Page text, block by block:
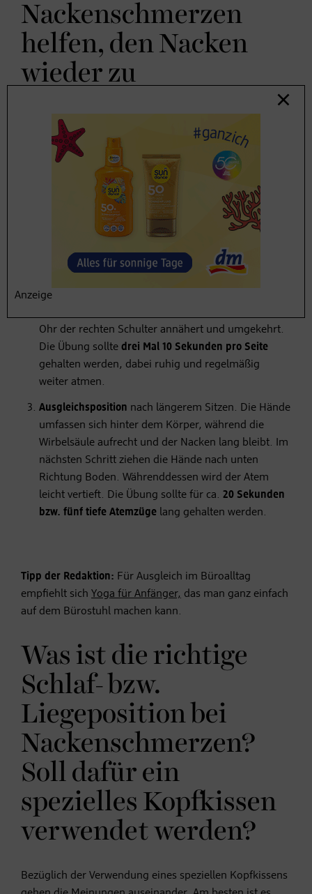
Nackenschmerzen
helfen, den Nacken
wieder zu
Schulterkreisenach hinten, die man sogar instinktiv
macht, wenn man sich verspannt fühlt, sind so
simpel wie effektiv, denn durch die Bewegung wird
sofort der Zellstoffwechsel angeregt und die
belasteten Strukturen besser versorgt. Davon
empfehle ich10 bis 15 Wiederholungen
, die auch
rechts und links abwechselnd möglich sind.
in einer aufrechten Haltung.
Dabei ziehen die Schultern leicht nach hinten unten
Ohr der rechten Schulter annähert und umgekehrt.
Die Übung sollte drei Mal 10 Sekunden pro Seite
gehalten werden, dabei ruhig und regelmäßig
weiter atmen.
Ausgleichsposition nach längerem Sitzen. Die Hände
umfassen sich hinter dem Körper, während die
Wirbelsäule aufrecht und der Nacken lang bleibt. Im
nächsten Schritt ziehen die Hände nach unten
Richtung Boden. Währenddessen wird der Atem
leicht vertieft. Die Übung sollte für ca. 20 Sekunden
bzw. fünf tiefe Atemzüge lang gehalten werden.
Tipp der Redaktion: Für Ausgleich im Büroalltag
empfiehlt sich Yoga für Anfänger, das man ganz einfach
auf dem Bürostuhl machen kann.
Was ist die richtige
Schlaf- bzw.
Liegeposition bei
Nackenschmerzen?
Soll dafür ein
spezielles Kopfkissen
verwendet werden?
Bezüglich der Verwendung eines speziellen Kopfkissens
Anzeige